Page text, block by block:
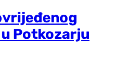
Potkozarju